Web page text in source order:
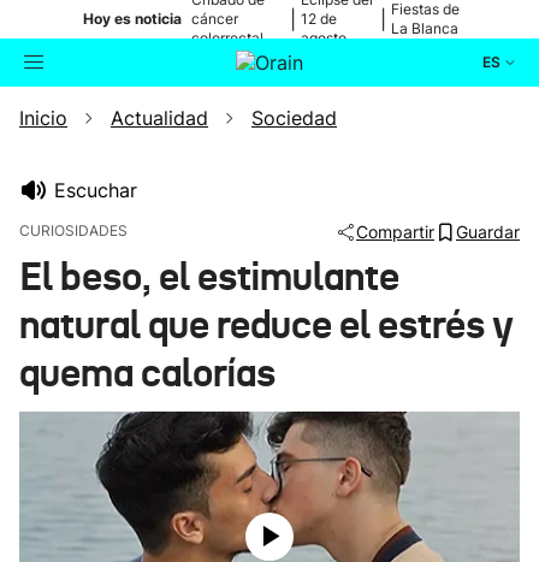
Hoy es noticia cáncer
colorrectal
12 de
agosto
Fiestas de
La Blanca
ES
Buscador Actualidad
Ikusmiran
Eguraldia
Inicio Actualidad Sociedad
Escuchar
CURIOSIDADES Compartir Guardar
El beso, el estimulante
natural que reduce el estrés y
quema calorías